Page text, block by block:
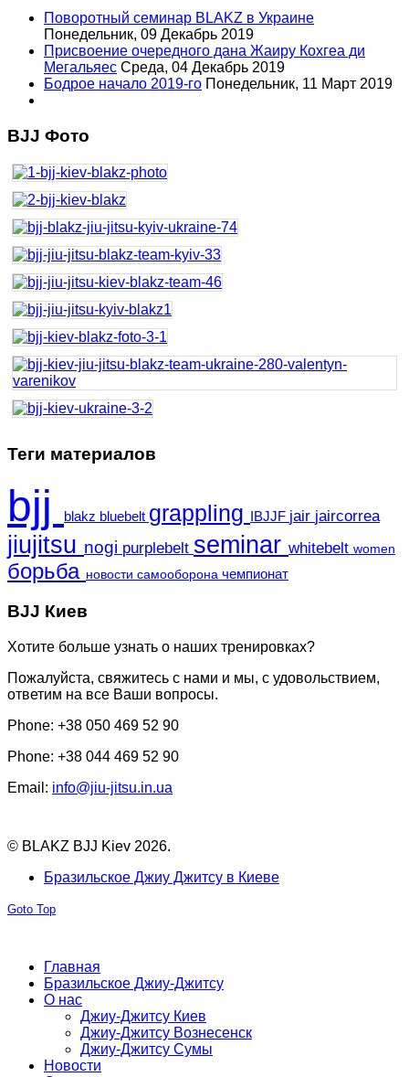
Поворотный семинар BLAKZ в Украине
Понедельник, 09 Декабрь 2019
Присвоение очередного дана Жаиру Кохгеа ди
Мегальяес Среда, 04 Декабрь 2019
Бодрое начало 2019-го Понедельник, 11 Март 2019
BJJ Фото
Теги материалов
bjj blakz bluebelt grappling IBJJF jair jaircorrea
jiujitsu nogi purplebelt seminar whitebelt women
борьба новости самооборона чемпионат
BJJ Киев
Хотите больше узнать о наших тренировках?
Пожалуйста, свяжитесь с нами и мы, с удовольствием,
ответим на все Ваши вопросы.
Phone: +38 050 469 52 90
Phone: +38 044 469 52 90
Email: info@jiu-jitsu.in.ua
© BLAKZ BJJ Kiev 2026.
Бразильское Джиу Джитсу в Киеве
Goto Top
Главная
Бразильское Джиу-Джитсу
О нас
Джиу-Джитсу Киев
Джиу-Джитсу Вознесенск
Джиу-Джитсу Сумы
Новости